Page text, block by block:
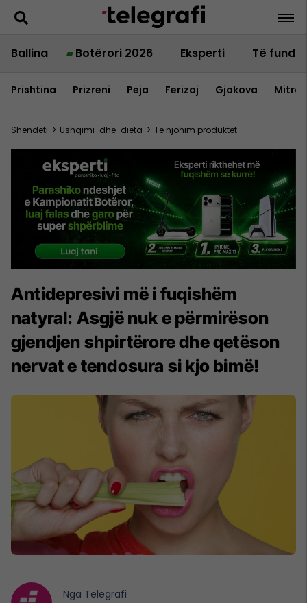
Ballina Botërori 2026 Eksperti Të fundit
Prishtina Prizreni Peja Ferizaj Gjakova
Shëndeti > Ushqimi-dhe-dieta > Të njohim produktet
Antidepresivi më i fuqishëm
natyral: Asgjë nuk e përmirëson
gjendjen shpirtërore dhe qetëson
nervat e tendosura si kjo bimë!
Nga Telegrafi